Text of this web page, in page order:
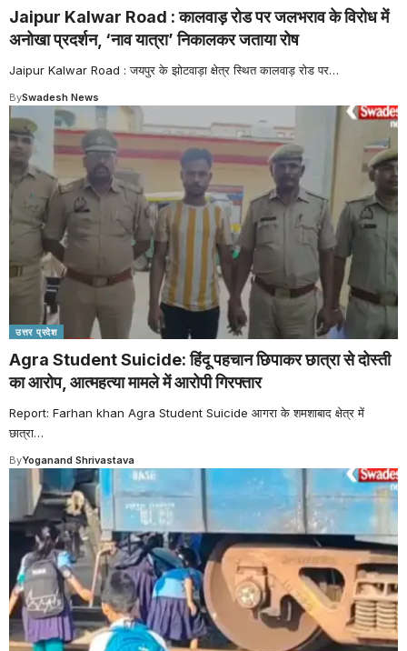
Jaipur Kalwar Road : कालवाड़ रोड पर जलभराव के विरोध में
अनोखा प्रदर्शन, ‘नाव यात्रा’ निकालकर जताया रोष
Jaipur Kalwar Road : जयपुर के झोटवाड़ा क्षेत्र स्थित कालवाड़ रोड पर…
BySwadesh News
उत्तर प्रदेश
Agra Student Suicide: हिंदू पहचान छिपाकर छात्रा से दोस्ती
का आरोप, आत्महत्या मामले में आरोपी गिरफ्तार
Report: Farhan khan Agra Student Suicide आगरा के शमशाबाद क्षेत्र में
छात्रा…
ByYoganand Shrivastava